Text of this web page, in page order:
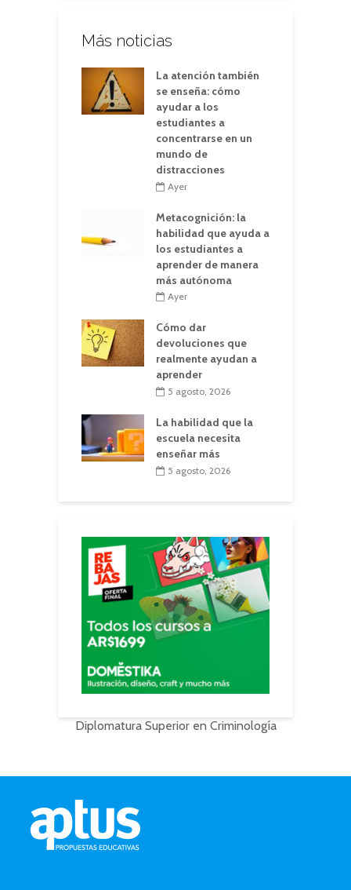
Más noticias
La atención también
se enseña: cómo
ayudar a los
estudiantes a
concentrarse en un
mundo de
distracciones
Ayer
Metacognición: la
habilidad que ayuda a
los estudiantes a
aprender de manera
más autónoma
Ayer
Cómo dar
devoluciones que
realmente ayudan a
aprender
5 agosto, 2026
La habilidad que la
escuela necesita
enseñar más
5 agosto, 2026
Diplomatura Superior en Criminología